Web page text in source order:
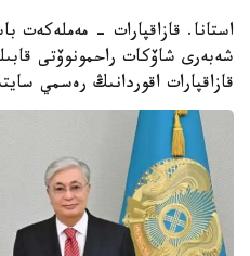
استانا. قازاقپارات -
شەبەرى شاۆكات راحمونوۆتى
قازاقپارات اقوردانىڭ رەسمي